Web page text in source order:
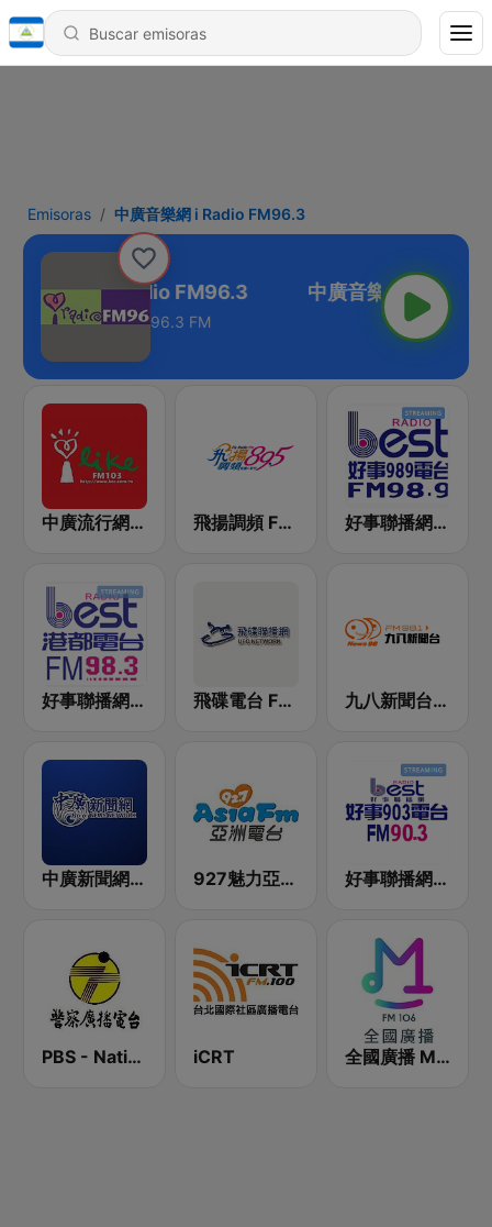
Emisoras 中廣音樂網 i Radio FM96.3
廣音樂網 i Radio FM96.3
96.3 FM
中廣流行網 I like radio 飛揚調頻 FM 89.5 好事聯播網 Best Radio FM98.9
好事聯播網 港都983 Best Radio FM98.3 飛碟電台 FM92.1 九八新聞台 News98 FM 98.1
中廣新聞網 BCC News Radio 927魅力亞洲 Asia FM 亞洲電台 好事聯播網 Best Radio FM90.3
PBS - National Transportation iCRT 全國廣播 MRadio